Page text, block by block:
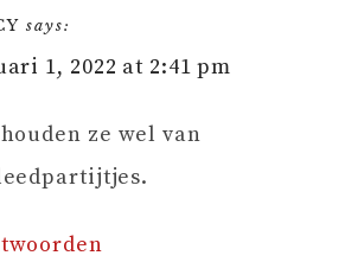
says:
1, 2022 at 2:41 pm
ze wel van